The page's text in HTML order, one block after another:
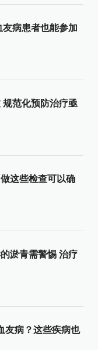
友病患者也能参加
规范化预防治疗亟
这些检查可以确
淤青需警惕 治疗
友病？这些疾病也